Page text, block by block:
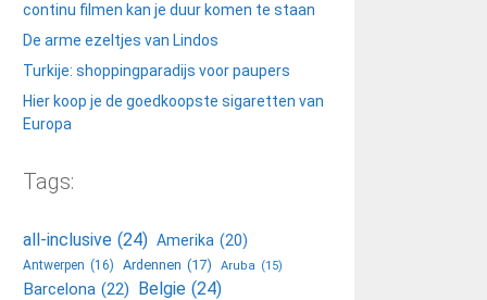
continu filmen kan je duur komen te staan
De arme ezeltjes van Lindos
Turkije: shoppingparadijs voor paupers
Hier koop je de goedkoopste sigaretten van
Europa
Tags:
all-inclusive (24) Amerika (20)
Antwerpen (16) Ardennen (17) Aruba (15)
Barcelona (22) Belgie (24)